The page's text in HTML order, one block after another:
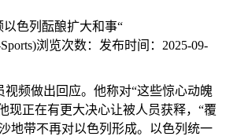
以色列酝酿扩大和事“
浏览次数： 发布时间： 2025-09-
频做出回应。他称对“这些惊心动魄
现正在有更大决心让被人员获释，“覆
地带不再对以色列形成。以色列统一